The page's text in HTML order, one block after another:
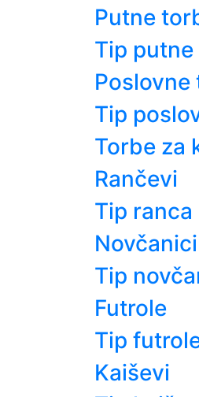
Putne
Tip
Poslovne
Tip
Torbe za
Rančevi
Tip ranca
Novčanici
Tip
Futrole
Tip
Kaiševi